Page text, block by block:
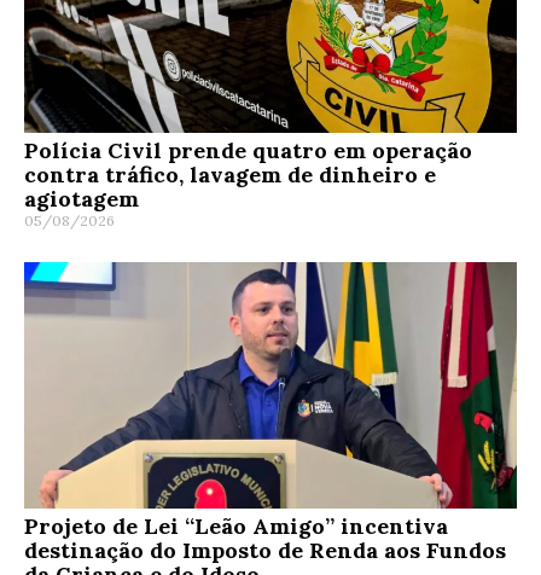
Polícia Civil prende quatro em operação
contra tráfico, lavagem de dinheiro e
agiotagem
05/08/2026
Projeto de Lei “Leão Amigo” incentiva
destinação do Imposto de Renda aos Fundos